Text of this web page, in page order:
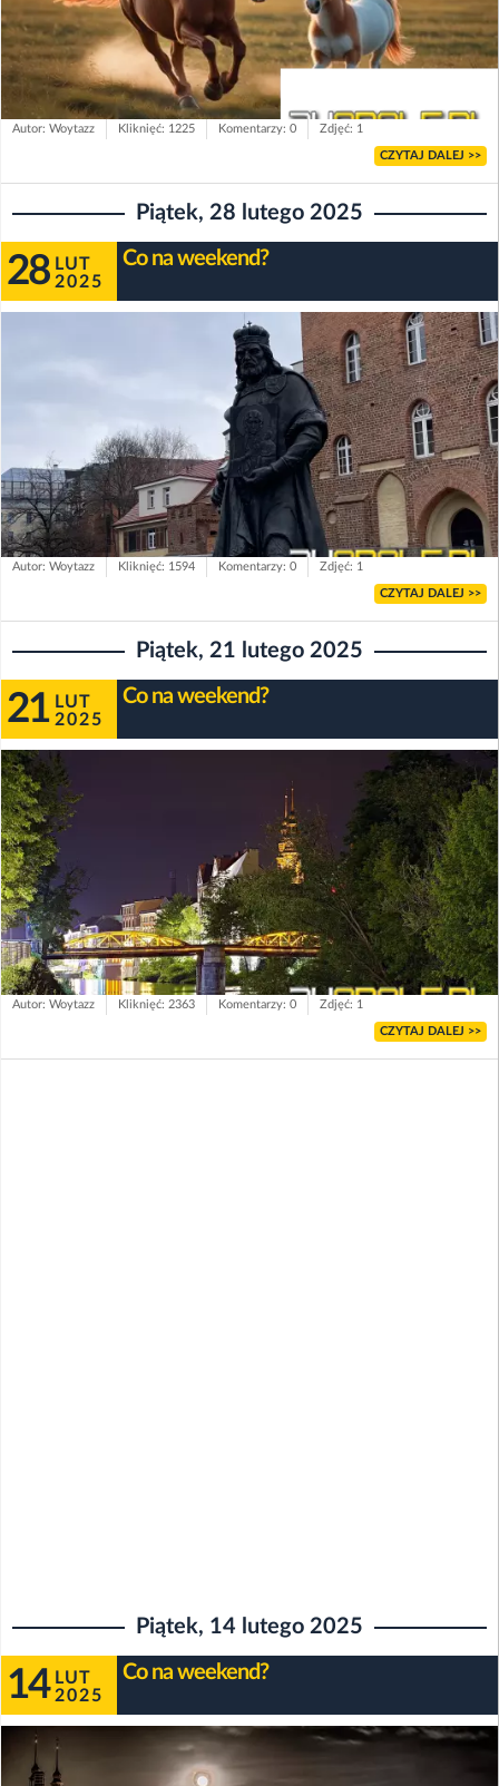
Autor: Woytazz Kliknięć: 1225 Komentarzy: 0 Zdjęć: 1
CZYTAJ DALEJ >>
Piątek, 28 lutego 2025
28 LUT
2025
Co na weekend?
Autor: Woytazz Kliknięć: 1594 Komentarzy: 0 Zdjęć: 1
CZYTAJ DALEJ >>
Piątek, 21 lutego 2025
21 LUT
2025
Co na weekend?
Autor: Woytazz Kliknięć: 2363 Komentarzy: 0 Zdjęć: 1
CZYTAJ DALEJ >>
Piątek, 14 lutego 2025
14 LUT
2025
Co na weekend?